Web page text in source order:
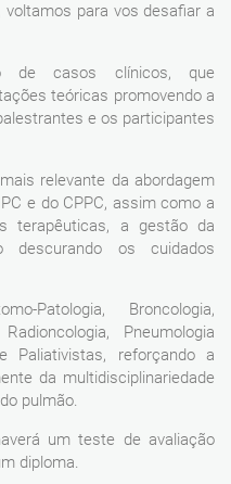
voltamos para vos desafiar a
de casos clínicos, que
teóricas promovendo a
e os participantes
relevante da abordagem
e do CPPC, assim como a
terapêuticas, a gestão da
descurando os cuidados
Patologia, Broncologia,
Pneumologia
Paliativistas, reforçando a
da multidisciplinariedade
pulmão.
um teste de avaliação
diploma.